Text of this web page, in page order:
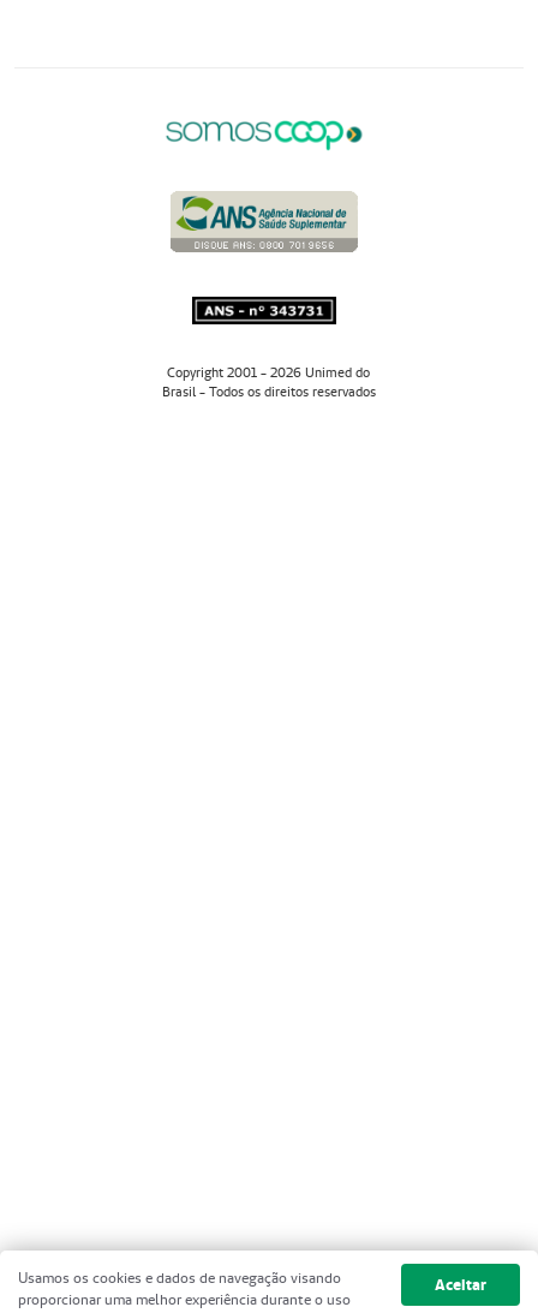
Copyright 2001 - 2026 Unimed do
Brasil - Todos os direitos reservados
Usamos os cookies e dados de navegação visando
proporcionar uma melhor experiência durante o uso
Aceitar